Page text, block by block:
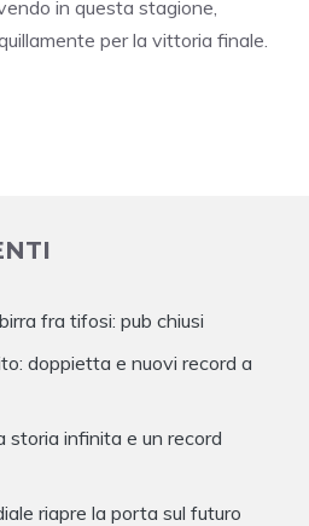
in questa stagione,
per la vittoria finale.
fra tifosi: pub chiusi
doppietta e nuovi record a
storia infinita e un record
riapre la porta sul futuro